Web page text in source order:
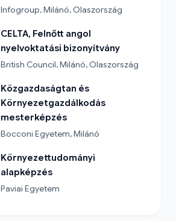
Infogroup, Milánó, Olaszország
CELTA, Felnőtt angol
nyelvoktatási bizonyítvány
British Council, Milánó, Olaszország
Közgazdaságtan és
Környezetgazdálkodás
mesterképzés
Bocconi Egyetem, Milánó
Környezettudományi
alapképzés
Paviai Egyetem